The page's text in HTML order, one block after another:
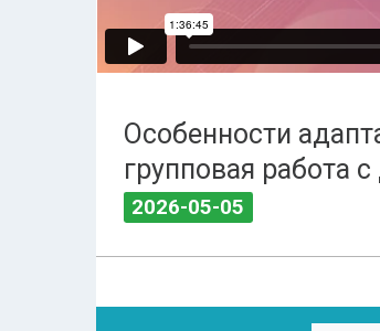
Особенности
групповая работа
2026-05-05